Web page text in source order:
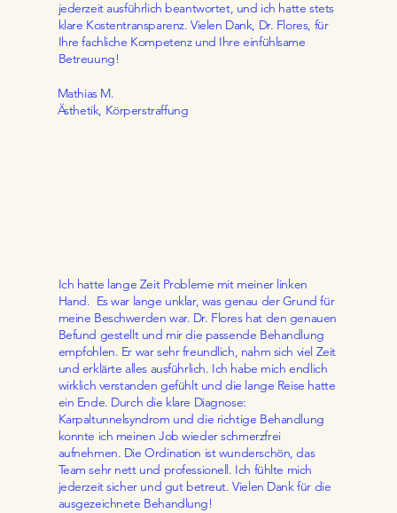
jederzeit ausführlich beantwortet, und ich hatte stets
klare Kostentransparenz. Vielen Dank, Dr. Flores, für
Ihre fachliche Kompetenz und Ihre einfühlsame
Betreuung!
Mathias M.
Ästhetik, Körperstraffung
Ich hatte lange Zeit Probleme mit meiner linken
Hand. Es war lange unklar, was genau der Grund für
meine Beschwerden war. Dr. Flores hat den genauen
Befund gestellt und mir die passende Behandlung
empfohlen. Er war sehr freundlich, nahm sich viel Zeit
und erklärte alles ausführlich. Ich habe mich endlich
wirklich verstanden gefühlt und die lange Reise hatte
ein Ende. Durch die klare Diagnose:
Karpaltunnelsyndrom und die richtige Behandlung
konnte ich meinen Job wieder schmerzfrei
aufnehmen. Die Ordination ist wunderschön, das
Team sehr nett und professionell. Ich fühlte mich
jederzeit sicher und gut betreut. Vielen Dank für die
ausgezeichnete Behandlung!